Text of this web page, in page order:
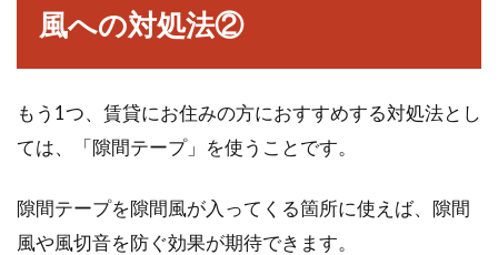
風への対処法②
もう1つ、賃貸にお住みの方におすすめする対処法とし
ては、「隙間テープ」を使うことです。
隙間テープを隙間風が入ってくる箇所に使えば、隙間
風や風切音を防ぐ効果が期待できます。